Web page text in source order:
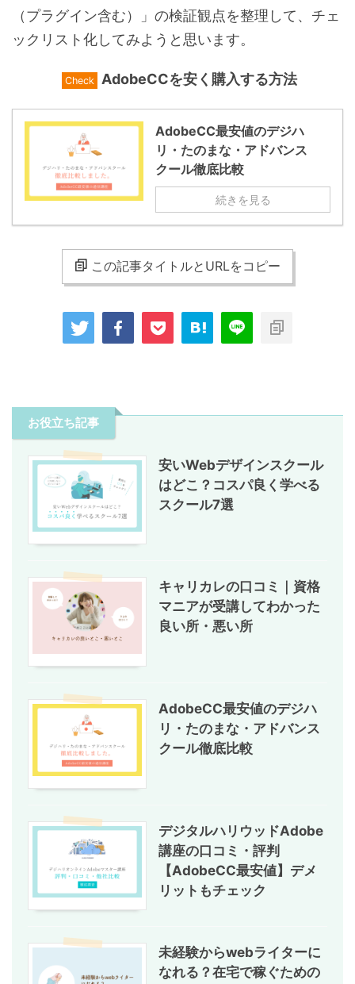
（プラグイン含む）」の検証観点を整理して、チェ
ックリスト化してみようと思います。
Check AdobeCCを安く購入する方法
AdobeCC最安値のデジハ
リ・たのまな・アドバンス
クール徹底比較
続きを見る
この記事タイトルとURLをコピー
お役立ち記事
安いWebデザインスクール
はどこ？コスパ良く学べる
スクール7選
キャリカレの口コミ｜資格
マニアが受講してわかった
良い所・悪い所
AdobeCC最安値のデジハ
リ・たのまな・アドバンス
クール徹底比較
デジタルハリウッドAdobe
講座の口コミ・評判
【AdobeCC最安値】デメ
リットもチェック
未経験からwebライターに
なれる？在宅で稼ぐための